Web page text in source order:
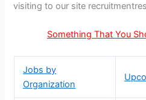
visiting to our site
Something That You
Jobs by
Organization